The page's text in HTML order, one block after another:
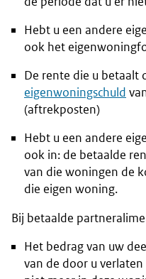
Hebt u een andere
ook het
De rente die u betaalt
eigenwoningschuld
(aftrekposten)
Hebt u een andere
ook in: de betaalde
van die woningen de
die eigen woning.
Bij betaalde
Het bedrag van uw
van de door u